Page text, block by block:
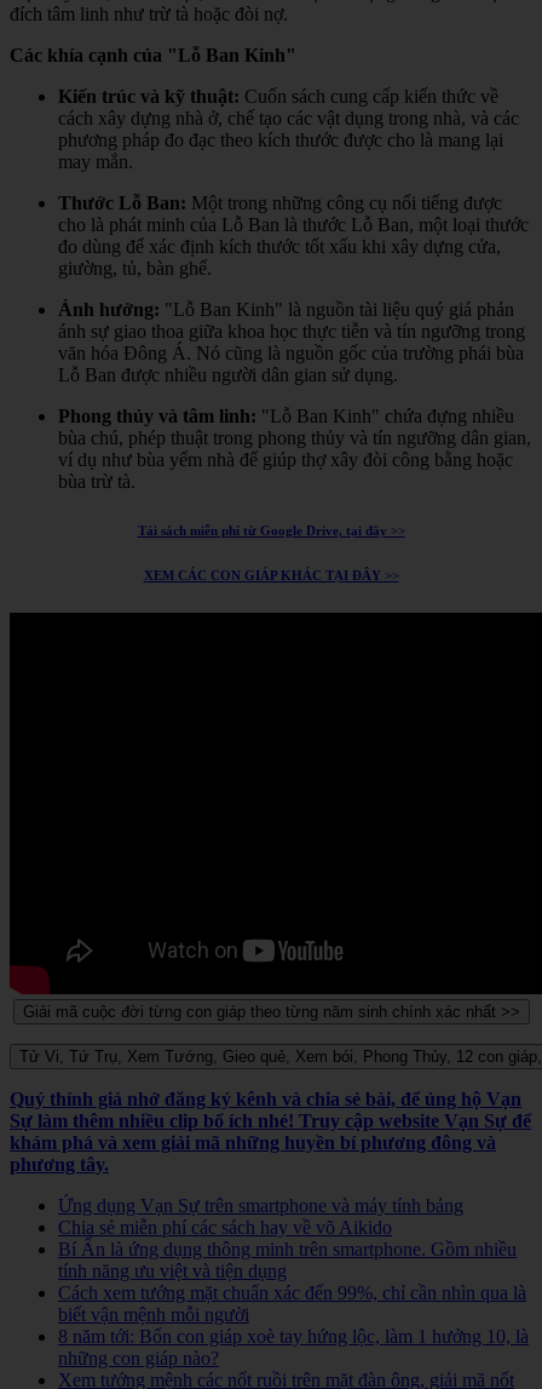
đích tâm linh như trừ tà hoặc đòi nợ.
Các khía cạnh của "Lỗ Ban Kinh"
Kiến trúc và kỹ thuật: Cuốn sách cung cấp kiến thức về
cách xây dựng nhà ở, chế tạo các vật dụng trong nhà, và các
phương pháp đo đạc theo kích thước được cho là mang lại
may mắn.
Thước Lỗ Ban: Một trong những công cụ nổi tiếng được
cho là phát minh của Lỗ Ban là thước Lỗ Ban, một loại thước
đo dùng để xác định kích thước tốt xấu khi xây dựng cửa,
giường, tủ, bàn ghế.
Ảnh hưởng: "Lỗ Ban Kinh" là nguồn tài liệu quý giá phản
ánh sự giao thoa giữa khoa học thực tiễn và tín ngưỡng trong
văn hóa Đông Á. Nó cũng là nguồn gốc của trường phái bùa
Lỗ Ban được nhiều người dân gian sử dụng.
Phong thủy và tâm linh: "Lỗ Ban Kinh" chứa đựng nhiều
bùa chú, phép thuật trong phong thủy và tín ngưỡng dân gian,
ví dụ như bùa yểm nhà để giúp thợ xây đòi công bằng hoặc
bùa trừ tà.
Tải sách miễn phí từ Google Drive, tại đây >>
XEM CÁC CON GIÁP KHÁC TẠI ĐÂY >>
Quý thính giả nhớ đăng ký kênh và chia sẻ bài, để ủng hộ Vạn
Sự làm thêm nhiều clip bổ ích nhé! Truy cập website Vạn Sự để
khám phá và xem giải mã những huyền bí phương đông và
phương tây.
Ứng dụng Vạn Sự trên smartphone và máy tính bảng
Chia sẻ miễn phí các sách hay về võ Aikido
Bí Ẩn là ứng dụng thông minh trên smartphone. Gồm nhiều
tính năng ưu việt và tiện dụng
Cách xem tướng mặt chuẩn xác đến 99%, chỉ cần nhìn qua là
biết vận mệnh mỗi người
8 năm tới: Bốn con giáp xoè tay hứng lộc, làm 1 hưởng 10, là
những con giáp nào?
Xem tướng mệnh các nốt ruồi trên mặt đàn ông, giải mã nốt